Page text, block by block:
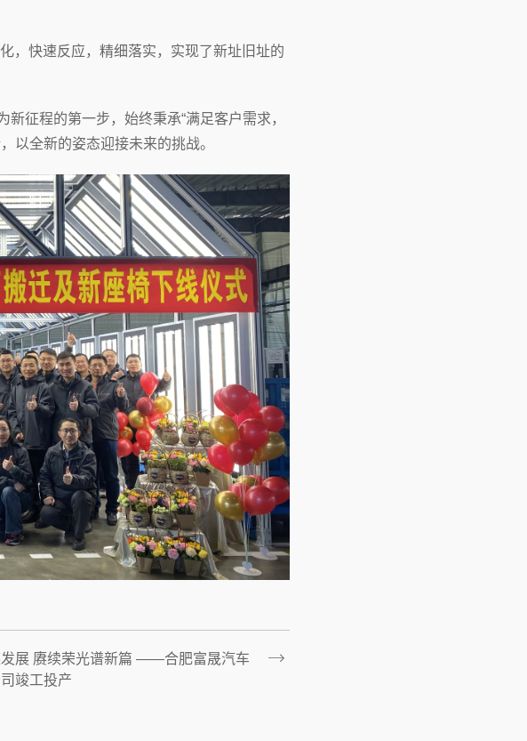
，快速反应，精细落实，实现了新址旧址的
征程的第一步，始终秉承“满足客户需求，
以全新的姿态迎接未来的挑战。
发展 赓续荣光谱新篇 ——合肥富晟汽车
竣工投产